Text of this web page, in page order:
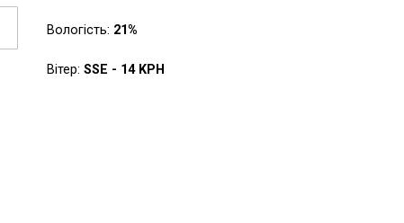
Вологість: 21%
Вітер: SSE - 14 KPH